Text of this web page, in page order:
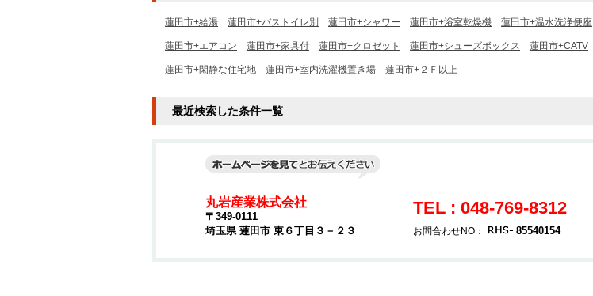
蓮田市+給湯 蓮田市+バストイレ別 蓮田市+シャワー 蓮田市+浴室乾燥機 蓮田市+温水洗浄便座
蓮田市+エアコン 蓮田市+家具付 蓮田市+クロゼット 蓮田市+シューズボックス 蓮田市+CATV
蓮田市+閑静な住宅地 蓮田市+室内洗濯機置き場 蓮田市+２Ｆ以上
最近検索した条件一覧
丸岩産業株式会社
〒349-0111
埼玉県 蓮田市 東６丁目３－２３
TEL : 048-769-8312
お問合わせNO： 85540154